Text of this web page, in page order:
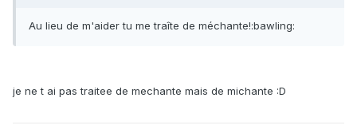
Au lieu de m'aider tu me traîte de méchante!:bawling:
je ne t ai pas traitee de mechante mais de michante :D